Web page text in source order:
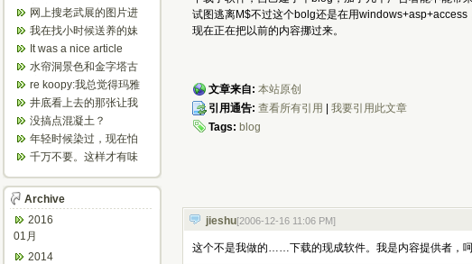
试图逃离M$不过这个bolg还是在用windows+asp+access
现在正在把以前的内容挪过来。
文章来自: 本站原创
引用通告: 查看所有引用
我要引用此文章
Tags: blog
jieshu[2006-12-16 11:06 PM]
这个不是我做的……下载的现成软件。我是内容提供者，呵
着这个，看博主夫妇一
步步在多伦...
网上搜老武展的图片进
来了，一晃是你十年前
的帖子，时...
我在找小时候送养的妹
妹，有人QQ找我说找到
了匹配的...
It was a nice article
and...
水帘洞景色和金字塔古
迹都不错。
re koopy:我总觉得玛雅
人见过外星人。不然哪...
井底看上去的那张让我
想起了蝙蝠侠。。下棋
那张会不会...
没搞点混凝土？
年轻时候染过，现在怕
伤头发不敢染了。不过
千万不要。这样才有味
气场。
Archive
2016
01月
2014